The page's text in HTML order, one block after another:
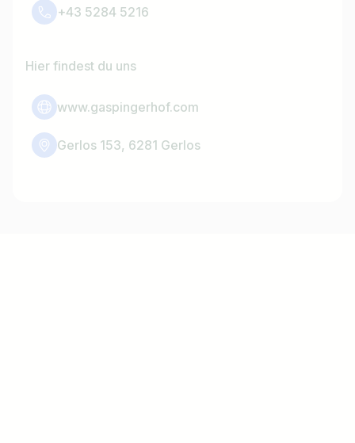
+43 5284 5216
Hier findest du uns
www.gaspingerhof.com
Gerlos 153, 6281 Gerlos